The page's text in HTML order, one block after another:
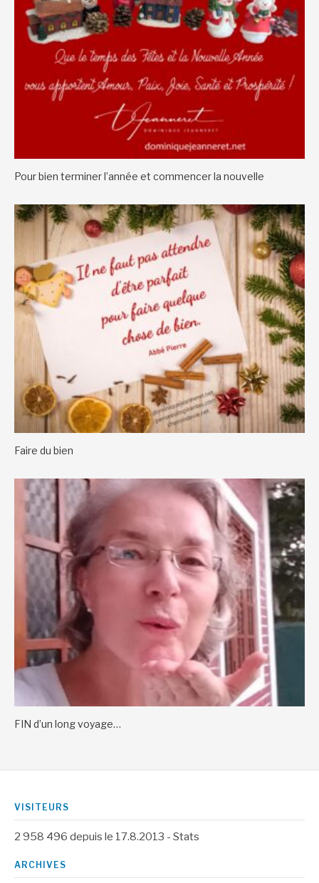
Pour bien terminer l’année et commencer la nouvelle
Faire du bien
FIN d’un long voyage…
VISITEURS
2 958 496 depuis le 17.8.2013 - Stats
ARCHIVES